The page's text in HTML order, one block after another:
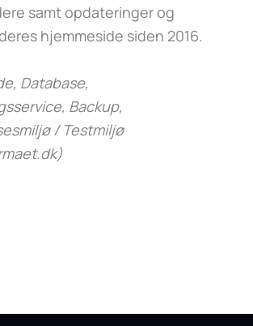
samt opdateringer og
hjemmeside siden 2016.
Database,
Backup,
/ Testmiljø